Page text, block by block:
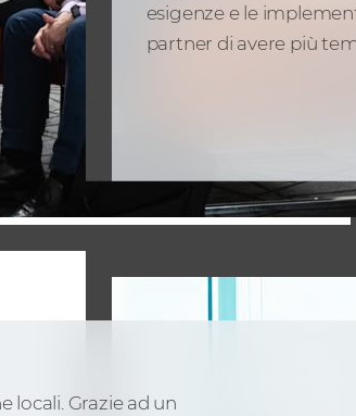
esigenze e le
partner di avere più
locali. Grazie ad un